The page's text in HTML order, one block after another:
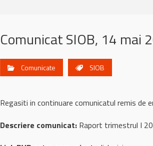
Comunicat SIOB, 14 mai
Comunicate SIOB
Regasiti in continuare comunicatul remis de
Descriere comunicat: Raport trimestrul I